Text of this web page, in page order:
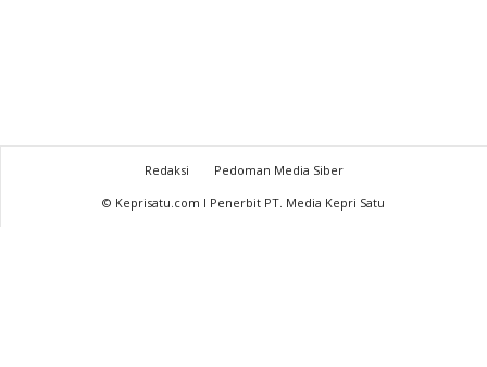
Redaksi
Pedoman Media Siber
© Keprisatu.com I Penerbit PT. Media Kepri Satu